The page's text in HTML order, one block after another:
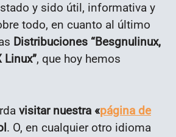
y sido útil, informativa y
todo, en cuanto al último
Distribuciones “Besgnulinux,
Linux”, que hoy hemos
visitar nuestra «página de
. O, en cualquier otro idioma